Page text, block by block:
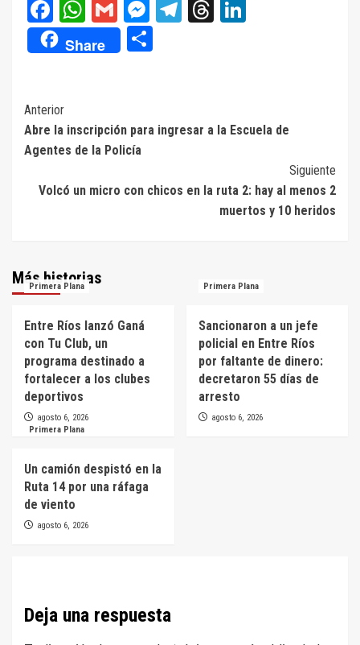
Facebook
WhatsApp
GmailMessenger
Telegram
Threads
Share
Navegación
de
entradas
Anterior
Abre la inscripción para ingresar a la Escuela de
Agentes de la Policía
Siguiente
Volcó un micro con chicos en la ruta 2: hay al menos 2
muertos y 10 heridos
Más historias
Primera Plana
Entre Ríos lanzó Ganá
con Tu Club, un
programa destinado a
fortalecer a los clubes
deportivos
agosto 6, 2026
Primera Plana
Sancionaron a un jefe
policial en Entre Ríos
por faltante de dinero:
decretaron 55 días de
arresto
agosto 6, 2026
Primera Plana
Un camión despistó en la
Ruta 14 por una ráfaga
de viento
agosto 6, 2026
Deja una respuesta